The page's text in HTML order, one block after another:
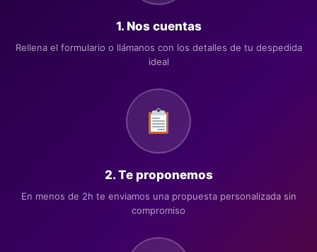
1. Nos cuentas
Rellena el formulario o llámanos con los detalles de tu despedida
ideal
2. Te proponemos
En menos de 2h te enviamos una propuesta personalizada sin
compromiso